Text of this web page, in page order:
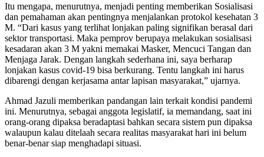
Itu mengapa, menurutnya, menjadi penting memberikan Sosialisasi
dan pemahaman akan pentingnya menjalankan protokol kesehatan 3
M. “Dari kasus yang terlihat lonjakan paling signifikan berasal dari
sektor transportasi. Maka pemprov berupaya melakukan sosialisasi
kesadaran akan 3 M yakni memakai Masker, Mencuci Tangan dan
Menjaga Jarak. Dengan langkah sederhana ini, saya berharap
lonjakan kasus covid-19 bisa berkurang. Tentu langkah ini harus
dibarengi dengan kerjasama antar lapisan masyarakat,” ujarnya.
Ahmad Jazuli memberikan pandangan lain terkait kondisi pandemi
ini. Menurutnya, sebagai anggota legislatif, ia memandang, saat ini
orang-orang dipaksa beradaptasi bahkan secara sistem pun dipaksa
walaupun kalau ditelaah secara realitas masyarakat hari ini belum
benar-benar siap menghadapi situasi.